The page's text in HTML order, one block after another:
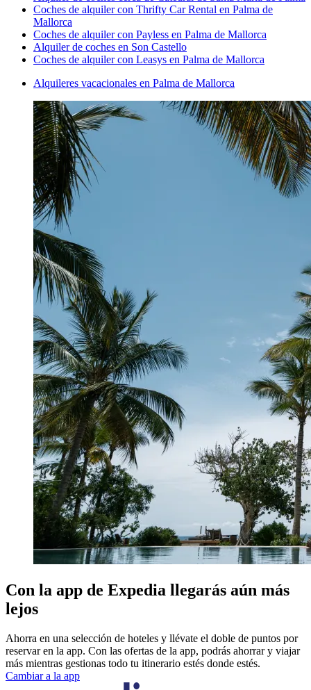
Coches de alquiler con Thrifty Car Rental en Palma de
Mallorca
Coches de alquiler con Payless en Palma de Mallorca
Alquiler de coches en Son Castello
Coches de alquiler con Leasys en Palma de Mallorca
Alquileres vacacionales en Palma de Mallorca
Con la app de Expedia llegarás aún más
lejos
Ahorra en una selección de hoteles y llévate el doble de puntos por
reservar en la app. Con las ofertas de la app, podrás ahorrar y viajar
más mientras gestionas todo tu itinerario estés donde estés.
Cambiar a la app